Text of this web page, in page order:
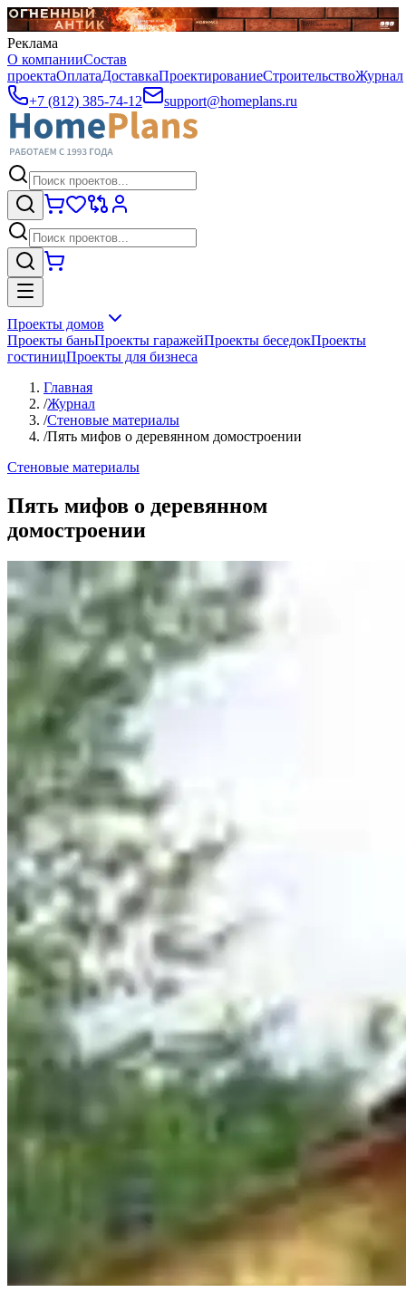
Реклама
О компанииСостав
проектаОплатаДоставкаПроектированиеСтроительствоЖурнал
+7 (812) 385-74-12
support@homeplans.ru
Проекты домов
Проекты баньПроекты гаражейПроекты беседокПроекты
гостиницПроекты для бизнеса
Главная
/Журнал
/Стеновые материалы
/Пять мифов о деревянном домостроении
Стеновые материалы
Пять мифов о деревянном
домостроении